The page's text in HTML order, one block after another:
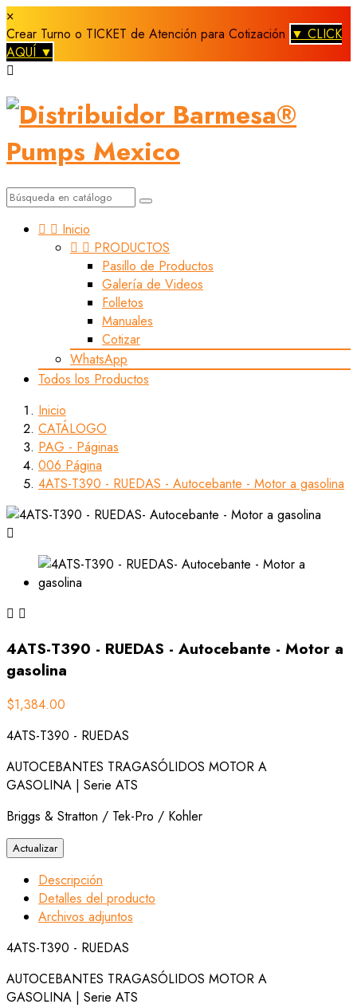
×
Crear Turno o TICKET de Atención para Cotización ▼ CLICK
AQUÍ ▼

  Inicio
  PRODUCTOS
Pasillo de Productos
Galería de Videos
Folletos
Manuales
Cotizar
WhatsApp
Todos los Productos
Inicio
CATÁLOGO
PAG - Páginas
006 Página
4ATS-T390 - RUEDAS - Autocebante - Motor a gasolina

 
4ATS-T390 - RUEDAS - Autocebante - Motor a
gasolina
$1,384.00
4ATS-T390 - RUEDAS
AUTOCEBANTES TRAGASÓLIDOS MOTOR A
GASOLINA | Serie ATS
Briggs & Stratton / Tek-Pro / Kohler
Descripción
Detalles del producto
Archivos adjuntos
4ATS-T390 - RUEDAS
AUTOCEBANTES TRAGASÓLIDOS MOTOR A
GASOLINA | Serie ATS